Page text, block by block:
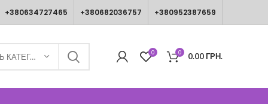
+380634727465 +380682036757 +380952387659
ВИБЕРІТЬ КАТЕГОРІЮ 0 0 0.00ГРН.